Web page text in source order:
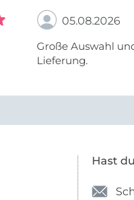
05.08.2026
Große Auswahl
Lieferung.
Hast